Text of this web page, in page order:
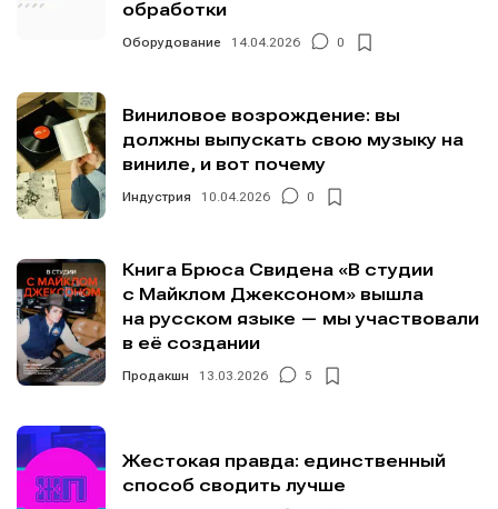
обработки
Оборудование 14.04.2026 0
Виниловое возрождение: вы
должны выпускать свою музыку на
виниле, и вот почему
Индустрия 10.04.2026 0
Книга Брюса Свидена «В студии
с Майклом Джексоном» вышла
на русском языке — мы участвовали
в её создании
Продакшн 13.03.2026 5
Жестокая правда: единственный
способ сводить лучше